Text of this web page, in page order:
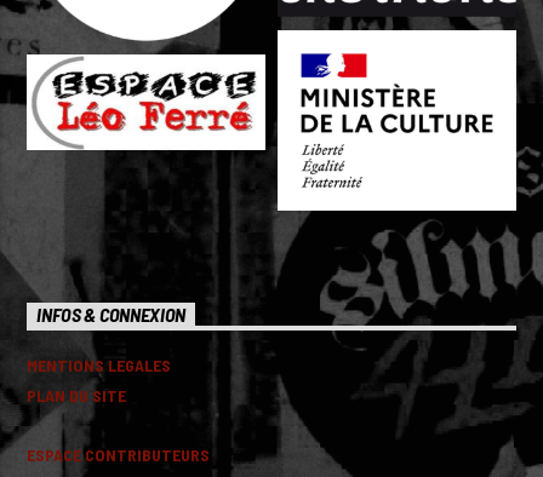
INFOS & CONNEXION
MENTIONS LEGALES
PLAN DU SITE
ESPACE CONTRIBUTEURS